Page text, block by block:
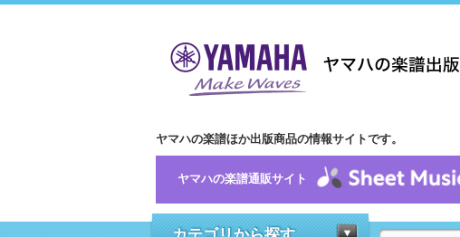
ヤマハの楽譜ほか出版商品の情報サイトです。
ヤマハの楽譜通販サイト